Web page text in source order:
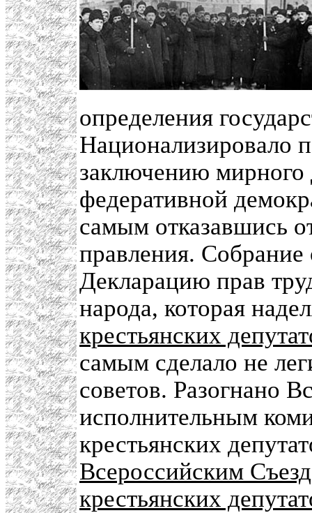
определения
Национализировало
заключению мирного
федеративной
самым отказавшись
правления. Собрание
Декларацию прав
народа, которая
крестьянских
самым сделало не
советов. Разогнано
исполнительным
крестьянских
Всероссийским
крестьянских